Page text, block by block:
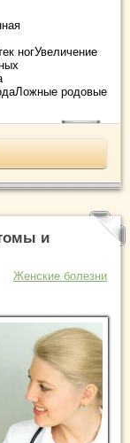
ногУвеличение
родовые
и
Женские болезни